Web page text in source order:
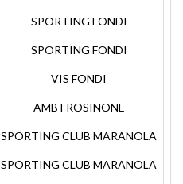
SPORTING FONDI
SPORTING FONDI
VIS FONDI
AMB FROSINONE
SPORTING CLUB MARANOLA
SPORTING CLUB MARANOLA